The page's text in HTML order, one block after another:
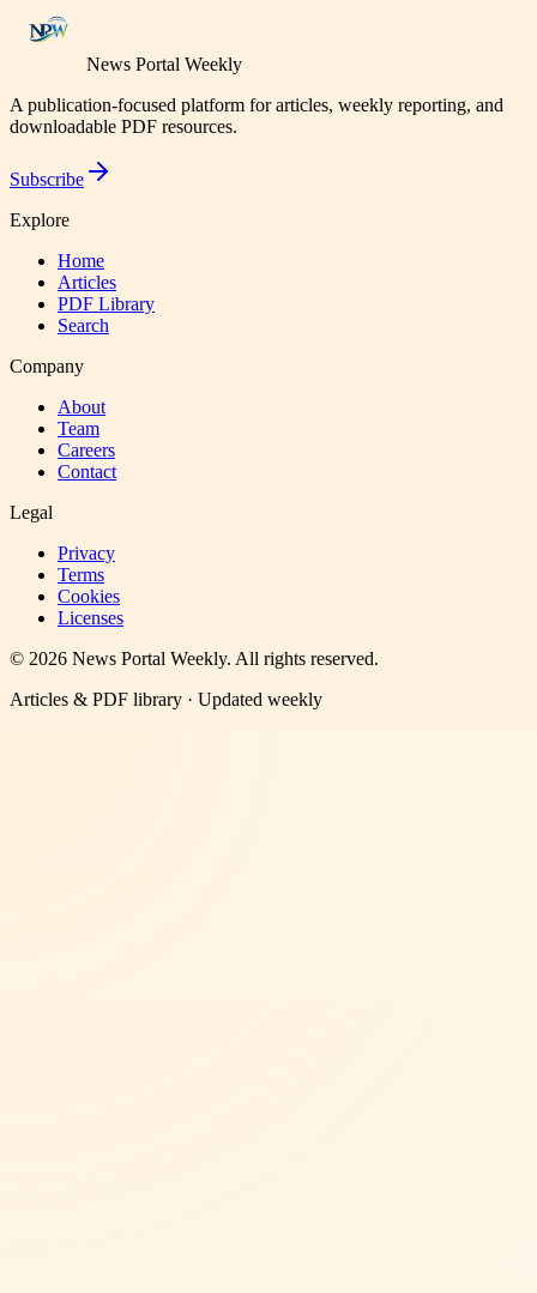
News Portal Weekly
A publication-focused platform for articles, weekly reporting, and
downloadable PDF resources.
Subscribe
Explore
Home
Articles
PDF Library
Search
Company
About
Team
Careers
Contact
Legal
Privacy
Terms
Cookies
Licenses
© 2026 News Portal Weekly. All rights reserved.
Articles & PDF library · Updated weekly